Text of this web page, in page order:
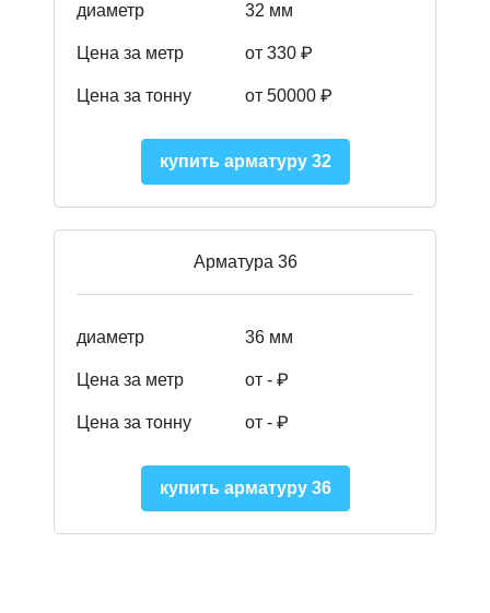
диаметр 32 мм
Цена за метр от 330 ₽
Цена за тонну от 50000 ₽
купить арматуру 32
Арматура 36
диаметр 36 мм
Цена за метр от - ₽
Цена за тонну от - ₽
купить арматуру 36